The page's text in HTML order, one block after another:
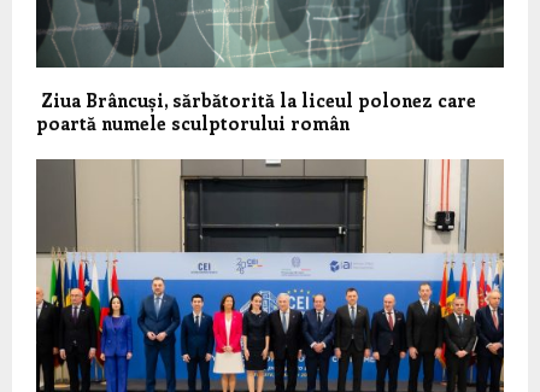
Ziua Brâncuși, sărbătorită la liceul polonez care
poartă numele sculptorului român